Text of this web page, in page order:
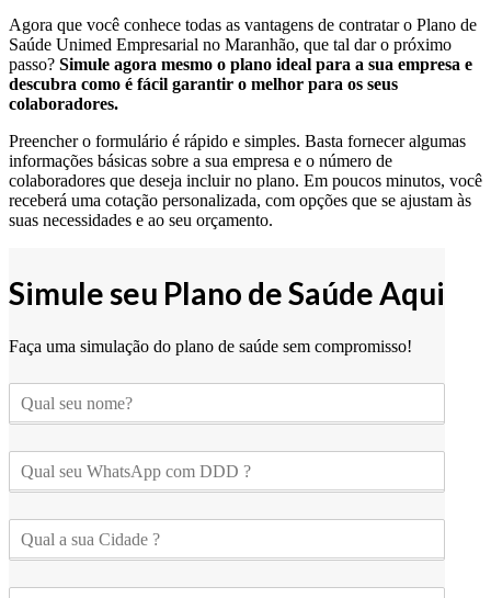
Agora que você conhece todas as vantagens de contratar o Plano de
Saúde Unimed Empresarial no Maranhão, que tal dar o próximo
passo? Simule agora mesmo o plano ideal para a sua empresa e
descubra como é fácil garantir o melhor para os seus
colaboradores.
Preencher o formulário é rápido e simples. Basta fornecer algumas
informações básicas sobre a sua empresa e o número de
colaboradores que deseja incluir no plano. Em poucos minutos, você
receberá uma cotação personalizada, com opções que se ajustam às
suas necessidades e ao seu orçamento.
Simule seu Plano de Saúde Aqui
Faça uma simulação do plano de saúde sem compromisso!